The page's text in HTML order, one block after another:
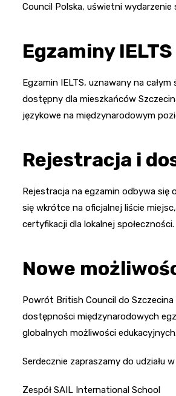
Council Polska, uświetni
Egzaminy
Egzamin IELTS, uznawany na
dostępny dla mieszkańców
językowe na międzynarodowym
Rejestracja i
Rejestracja na egzamin odbywa
się wkrótce na oficjalnej liście
certyfikacji dla lokalnej społeczności.
Nowe
Powrót British Council do
dostępności międzynarodowych
globalnych możliwości edukacyjnych.
Serdecznie zapraszamy do udziału
Zespół SAIL International School